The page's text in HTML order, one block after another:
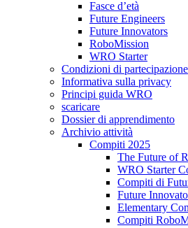
Fasce d’età
Future Engineers
Future Innovators
RoboMission
WRO Starter
Condizioni di partecipazione
Informativa sulla privacy
Principi guida WRO
scaricare
Dossier di apprendimento
Archivio attività
Compiti 2025
The Future of
WRO Starter
Compiti di
Future
Elementary
Compiti